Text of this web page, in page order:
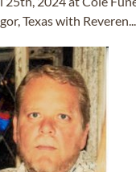
Texas with Reveren...